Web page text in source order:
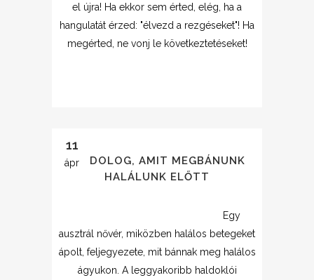
el újra! Ha ekkor sem érted, elég, ha a
hangulatát érzed: "élvezd a rezgéseket"! Ha
megérted, ne vonj le következtetéseket!
11
ápr
ÖT DOLOG, AMIT MEGBÁNUNK
HALÁLUNK ELŐTT
Egy
ausztrál nővér, miközben halálos betegeket
ápolt, feljegyezete, mit bánnak meg halálos
ágyukon. A leggyakoribb haldoklói